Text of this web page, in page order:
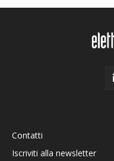
Contatti
Iscriviti alla newsletter